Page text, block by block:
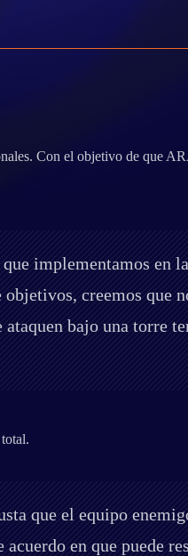
Con el objetivo de que
implementamos en
creemos que
bajo una torre
que el equipo
en que puede